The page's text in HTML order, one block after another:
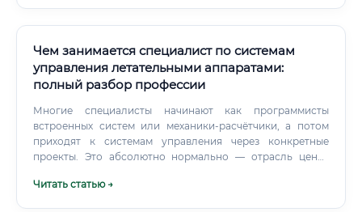
секторе ✅ Международная мобильность — сертификат
EASA признаётся в 36 странах ✅ Льготы и гарантии —
оплачиваемые медосмотры, спецодежда,
дополнительный отпуск ✅ Синергия с БПЛА-сектором —
экспертиза по поршневым двигателям востребована в
стремительно растущем секторе беспилотников
Востребованность профессии сейчас и в будущем 📊 По
данным Росавиации, дефицит авиационного
000 специалистов (данные 2023–2024 гг.). Особенно
Чем занимается специалист по системам
управления летательными аппаратами:
полный разбор профессии
Многие специалисты начинают как программисты
встроенных систем или механики-расчётчики, а потом
приходят к системам управления через конкретные
проекты. Это абсолютно нормально — отрасль ценит
Читать статью →